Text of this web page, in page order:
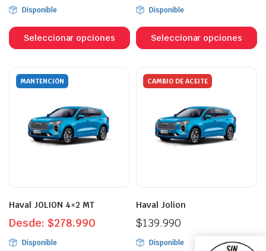
Disponible
Seleccionar opciones
producto
tiene
variantes.
pueden
de
producto
Disponible
Seleccionar opciones
MANTENCIÓN
Haval JOLION 4×2 MT
Desde: $278.990
Disponible
CAMBIO DE ACEITE
Haval Jolion
$139.990
Disponible